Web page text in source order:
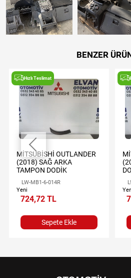
BENZER
Hızlı Teslimat
MİTSUBİSHİ OUTLANDER
(2018) SAĞ ARKA
TAMPON DODİK
LW-MB1-6-014R
Yeni
724,72 TL
Sepete Ekle